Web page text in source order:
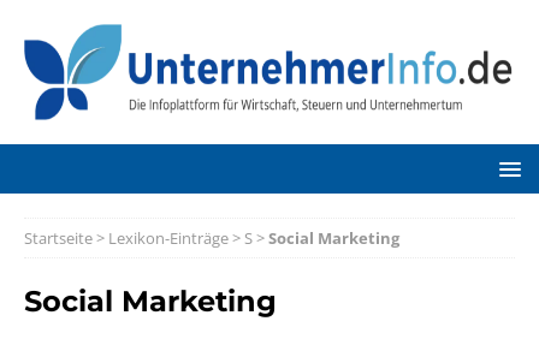
Startseite> Lexikon-Einträge> S>Social Marketing
Social Marketing